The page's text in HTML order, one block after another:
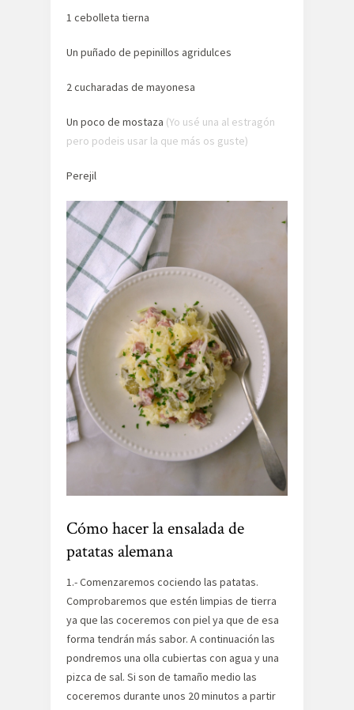
1 cebolleta tierna
Un puñado de pepinillos agridulces
2 cucharadas de mayonesa
Un poco de mostaza (Yo usé una al estragón
pero podeis usar la que más os guste)
Perejil
Cómo hacer la ensalada de
patatas alemana
1.- Comenzaremos cociendo las patatas.
Comprobaremos que estén limpias de tierra
ya que las coceremos con piel ya que de esa
forma tendrán más sabor. A continuación las
pondremos una olla cubiertas con agua y una
pizca de sal. Si son de tamaño medio las
coceremos durante unos 20 minutos a partir